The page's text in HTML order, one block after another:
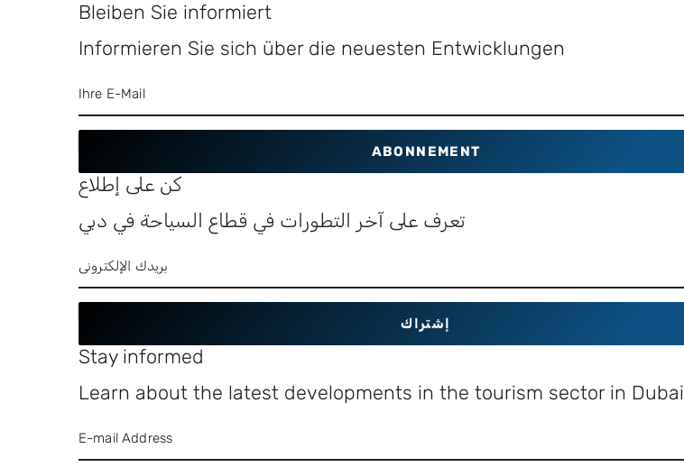
Bleiben Sie informiert
Informieren Sie sich über die neuesten Entwicklungen
ABONNEMENT
كن على إطلاع
تعرف على آخر التطورات في قطاع السياحة في دبي
إشتراك
Stay informed
Learn about the latest developments in the tourism sector in Dubai